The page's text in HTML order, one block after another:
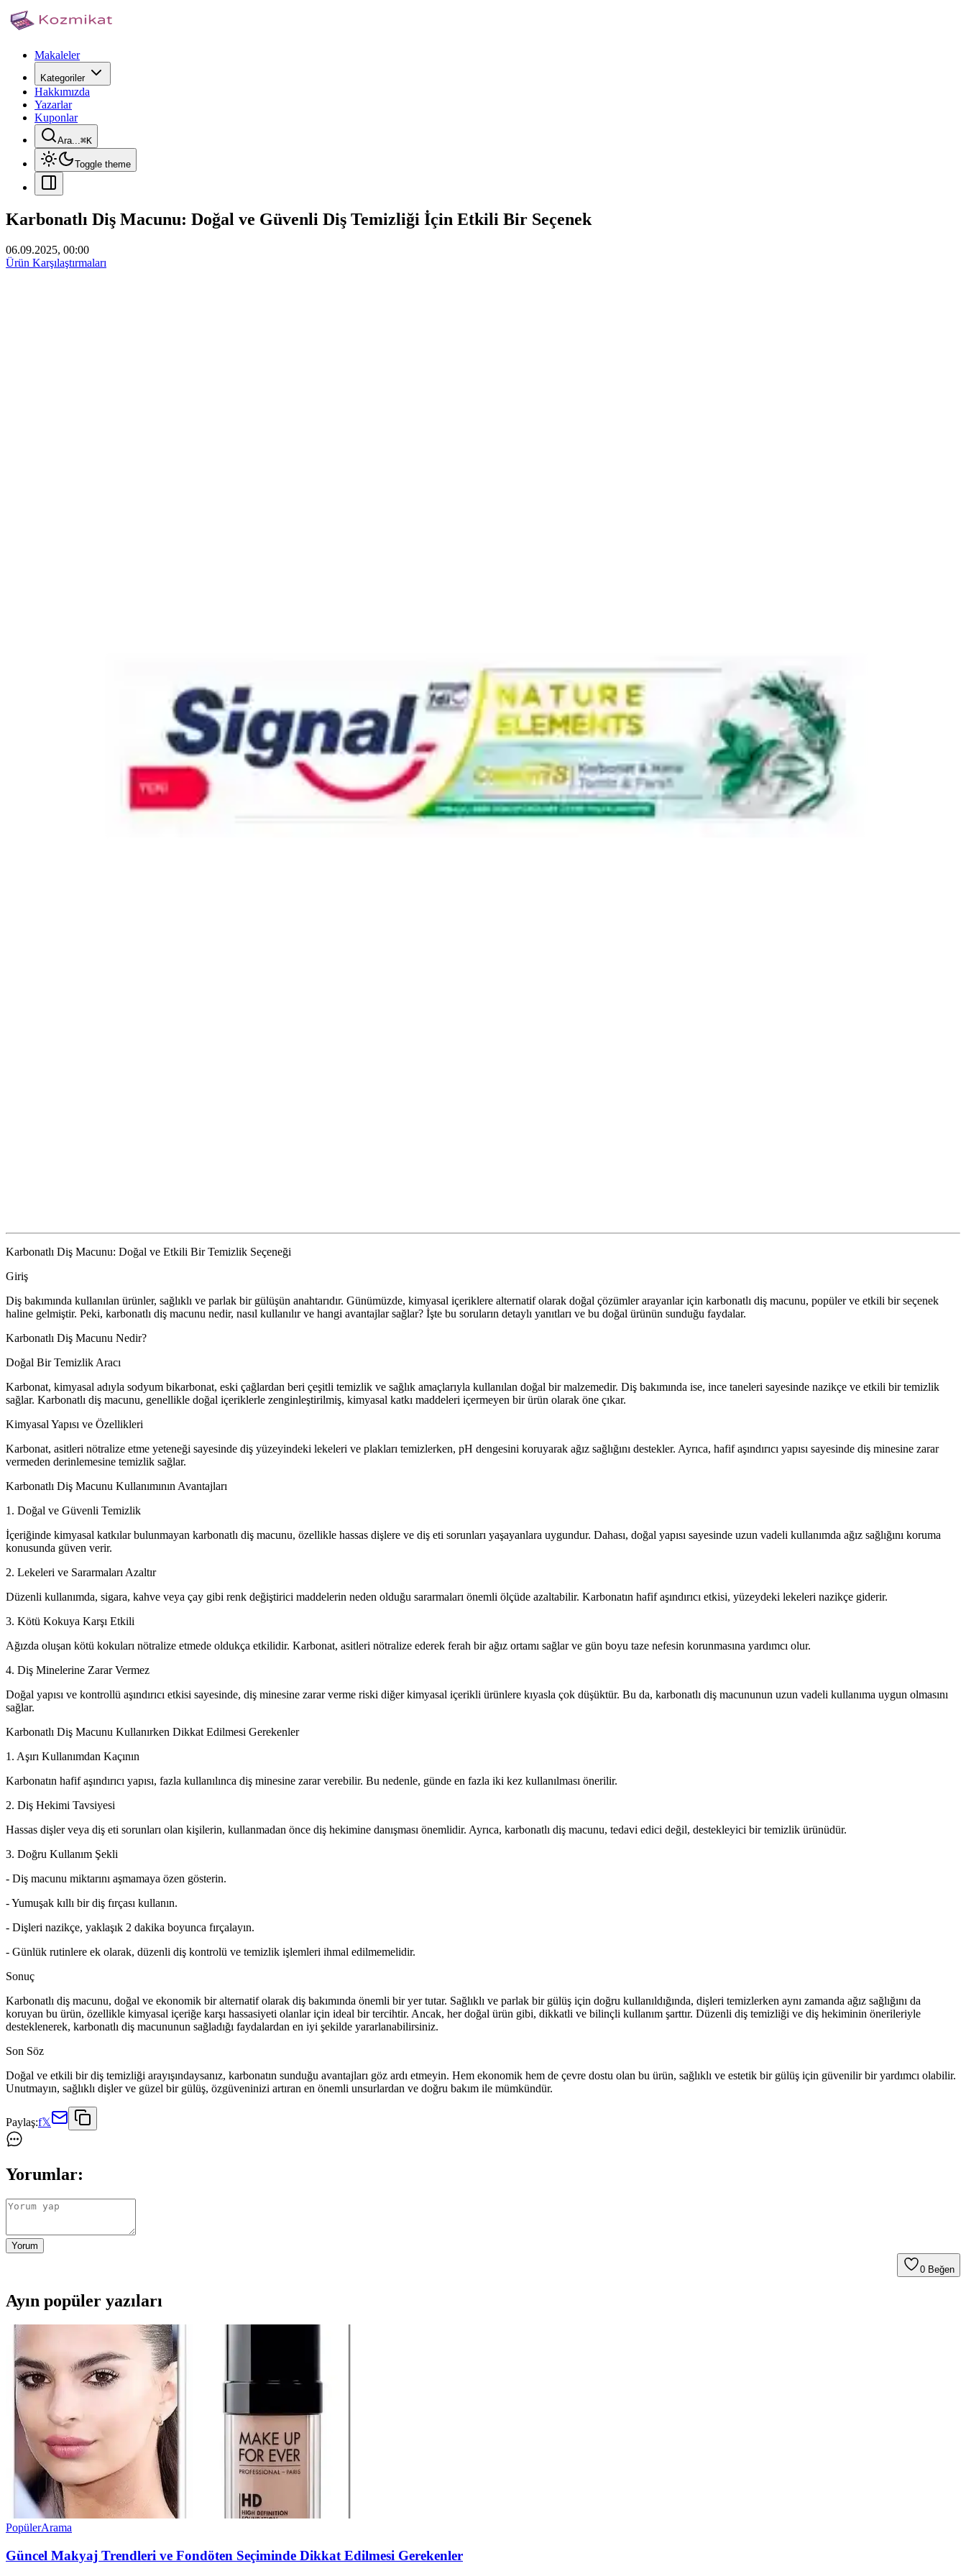
Makaleler
Kategoriler
Hakkımızda
Yazarlar
Kuponlar
Ara...⌘K
Toggle theme
Karbonatlı Diş Macunu: Doğal ve Güvenli Diş Temizliği İçin Etkili Bir Seçenek
06.09.2025, 00:00
Ürün Karşılaştırmaları
Karbonatlı Diş Macunu: Doğal ve Etkili Bir Temizlik Seçeneği
Giriş
Diş bakımında kullanılan ürünler, sağlıklı ve parlak bir gülüşün anahtarıdır. Günümüzde, kimyasal içeriklere alternatif olarak doğal çözümler arayanlar için karbonatlı diş macunu, popüler ve etkili bir seçenek
haline gelmiştir. Peki, karbonatlı diş macunu nedir, nasıl kullanılır ve hangi avantajlar sağlar? İşte bu soruların detaylı yanıtları ve bu doğal ürünün sunduğu faydalar.
Karbonatlı Diş Macunu Nedir?
Doğal Bir Temizlik Aracı
Karbonat, kimyasal adıyla sodyum bikarbonat, eski çağlardan beri çeşitli temizlik ve sağlık amaçlarıyla kullanılan doğal bir malzemedir. Diş bakımında ise, ince taneleri sayesinde nazikçe ve etkili bir temizlik
sağlar. Karbonatlı diş macunu, genellikle doğal içeriklerle zenginleştirilmiş, kimyasal katkı maddeleri içermeyen bir ürün olarak öne çıkar.
Kimyasal Yapısı ve Özellikleri
Karbonat, asitleri nötralize etme yeteneği sayesinde diş yüzeyindeki lekeleri ve plakları temizlerken, pH dengesini koruyarak ağız sağlığını destekler. Ayrıca, hafif aşındırıcı yapısı sayesinde diş minesine zarar
vermeden derinlemesine temizlik sağlar.
Karbonatlı Diş Macunu Kullanımının Avantajları
1. Doğal ve Güvenli Temizlik
İçeriğinde kimyasal katkılar bulunmayan karbonatlı diş macunu, özellikle hassas dişlere ve diş eti sorunları yaşayanlara uygundur. Dahası, doğal yapısı sayesinde uzun vadeli kullanımda ağız sağlığını koruma
konusunda güven verir.
2. Lekeleri ve Sararmaları Azaltır
Düzenli kullanımda, sigara, kahve veya çay gibi renk değiştirici maddelerin neden olduğu sararmaları önemli ölçüde azaltabilir. Karbonatın hafif aşındırıcı etkisi, yüzeydeki lekeleri nazikçe giderir.
3. Kötü Kokuya Karşı Etkili
Ağızda oluşan kötü kokuları nötralize etmede oldukça etkilidir. Karbonat, asitleri nötralize ederek ferah bir ağız ortamı sağlar ve gün boyu taze nefesin korunmasına yardımcı olur.
4. Diş Minelerine Zarar Vermez
Doğal yapısı ve kontrollü aşındırıcı etkisi sayesinde, diş minesine zarar verme riski diğer kimyasal içerikli ürünlere kıyasla çok düşüktür. Bu da, karbonatlı diş macununun uzun vadeli kullanıma uygun olmasını
sağlar.
Karbonatlı Diş Macunu Kullanırken Dikkat Edilmesi Gerekenler
1. Aşırı Kullanımdan Kaçının
Karbonatın hafif aşındırıcı yapısı, fazla kullanılınca diş minesine zarar verebilir. Bu nedenle, günde en fazla iki kez kullanılması önerilir.
2. Diş Hekimi Tavsiyesi
Hassas dişler veya diş eti sorunları olan kişilerin, kullanmadan önce diş hekimine danışması önemlidir. Ayrıca, karbonatlı diş macunu, tedavi edici değil, destekleyici bir temizlik ürünüdür.
3. Doğru Kullanım Şekli
- Diş macunu miktarını aşmamaya özen gösterin.
- Yumuşak kıllı bir diş fırçası kullanın.
- Dişleri nazikçe, yaklaşık 2 dakika boyunca fırçalayın.
- Günlük rutinlere ek olarak, düzenli diş kontrolü ve temizlik işlemleri ihmal edilmemelidir.
Sonuç
Karbonatlı diş macunu, doğal ve ekonomik bir alternatif olarak diş bakımında önemli bir yer tutar. Sağlıklı ve parlak bir gülüş için doğru kullanıldığında, dişleri temizlerken aynı zamanda ağız sağlığını da
koruyan bu ürün, özellikle kimyasal içeriğe karşı hassasiyeti olanlar için ideal bir tercihtir. Ancak, her doğal ürün gibi, dikkatli ve bilinçli kullanım şarttır. Düzenli diş temizliği ve diş hekiminin önerileriyle
desteklenerek, karbonatlı diş macununun sağladığı faydalardan en iyi şekilde yararlanabilirsiniz.
Son Söz
Doğal ve etkili bir diş temizliği arayışındaysanız, karbonatın sunduğu avantajları göz ardı etmeyin. Hem ekonomik hem de çevre dostu olan bu ürün, sağlıklı ve estetik bir gülüş için güvenilir bir yardımcı olabilir.
Unutmayın, sağlıklı dişler ve güzel bir gülüş, özgüveninizi artıran en önemli unsurlardan ve doğru bakım ile mümkündür.
Paylaş:f𝕏
Yorumlar:
Yorum
0 Beğen
Ayın popüler yazıları
PopülerArama
Güncel Makyaj Trendleri ve Fondöten Seçiminde Dikkat Edilmesi Gerekenler